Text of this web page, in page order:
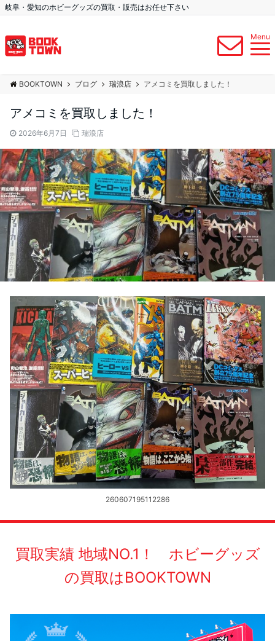
岐阜・愛知のホビーグッズの買取・販売はお任せ下さい
Menu
BOOKTOWN ブログ 瑞浪店 アメコミを買取しました！
アメコミを買取しました！
2026年6月7日 瑞浪店
260607195112286
買取実績 地域NO.1！ ホビーグッズ
の買取はBOOKTOWN